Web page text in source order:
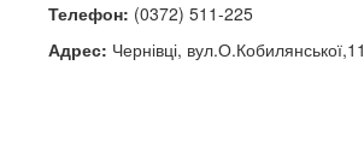
Телефон: (0372) 511-225
Адрес: Чернівці, вул.О.Кобилянської,11